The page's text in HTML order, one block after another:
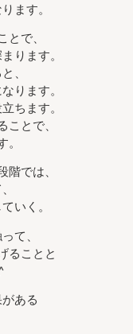
ます。
で、
ります。
、
ります。
ちます。
とで、
では、
いく。
て、
ることと
ある